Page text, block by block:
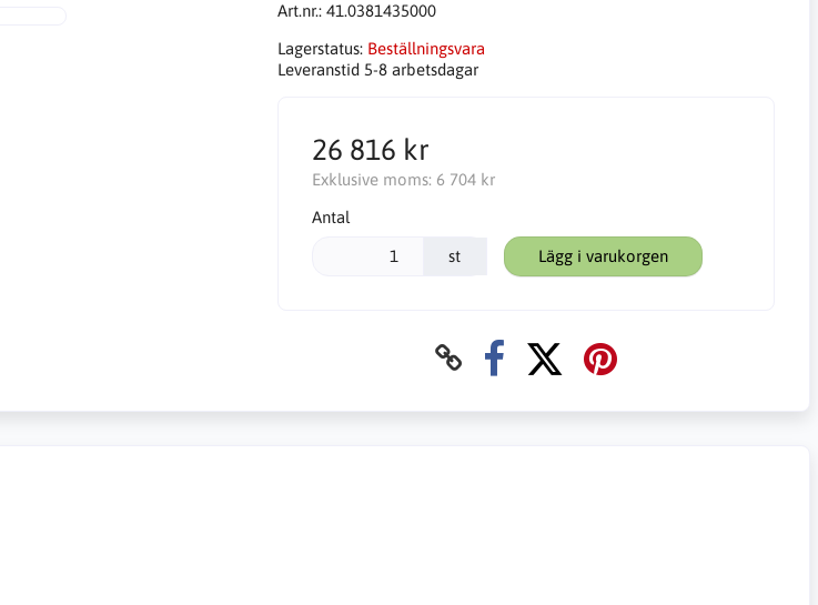
Art.nr.: 41.0381435000
Lagerstatus: Beställningsvara
Leveranstid 5-8 arbetsdagar
26 816 kr
Exklusive moms: 6 704 kr
Antal
st Lägg i varukorgen